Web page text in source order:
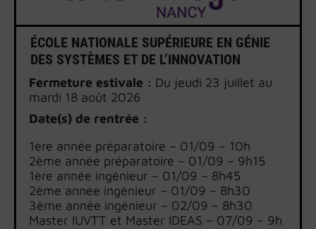
ÉCOLE NATIONALE SUPÉRIEURE EN GÉNIE
DES SYSTÈMES ET DE L’INNOVATION
Fermeture estivale : Du jeudi 23 juillet au
mardi 18 août 2026
Date(s) de rentrée :
1ère année préparatoire – 01/09 – 10h
2ème année préparatoire – 01/09 – 9h15
1ère année ingénieur – 01/09 – 8h45
2ème année ingénieur – 01/09 – 8h30
3ème année ingénieur – 02/09 – 8h30
Master IUVTT et Master IDEAS – 07/09 – 9h